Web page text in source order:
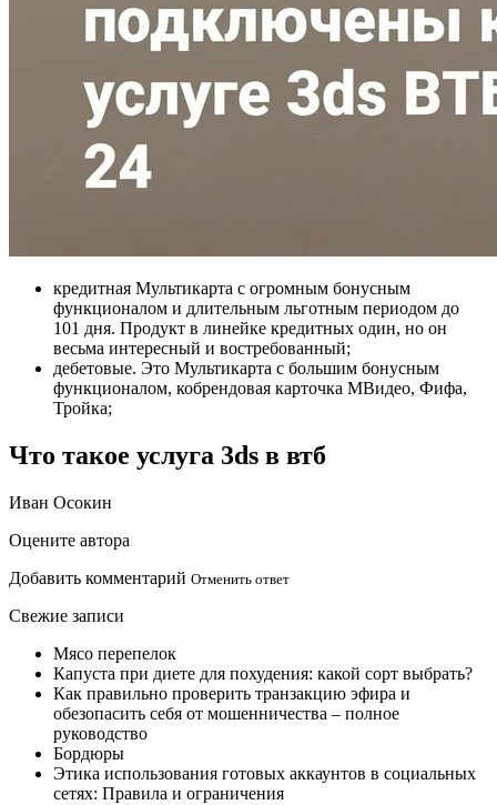
кредитная Мультикарта с огромным бонусным
функционалом и длительным льготным периодом до
101 дня. Продукт в линейке кредитных один, но он
весьма интересный и востребованный;
дебетовые. Это Мультикарта с большим бонусным
функционалом, кобрендовая карточка МВидео, Фифа,
Тройка;
Что такое услуга 3ds в втб
Иван Осокин
Оцените автора
Добавить комментарий Отменить ответ
Свежие записи
Мясо перепелок
Капуста при диете для похудения: какой сорт выбрать?
Как правильно проверить транзакцию эфира и
обезопасить себя от мошенничества – полное
руководство
Бордюры
Этика использования готовых аккаунтов в социальных
сетях: Правила и ограничения